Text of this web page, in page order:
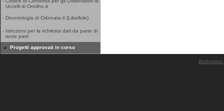
Uccelli di Ornitho.it
- Deontologia di Odonata.it (Libellule)
- Istruzioni per la richiesta dati da parte di
terze parti
Progetti approvati in corso
Biolovision